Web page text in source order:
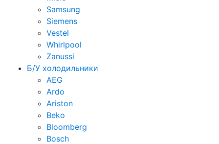
Samsung
Siemens
Vestel
Whirlpool
Zanussi
Б/У холодильники
AEG
Ardo
Ariston
Beko
Bloomberg
Bosch